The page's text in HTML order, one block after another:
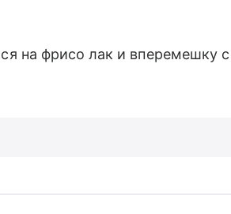
на фрисо лак и вперемешку